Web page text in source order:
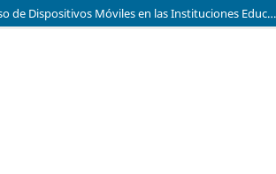
Inferencia del Uso de Dispositivos Móviles en las Instituciones Educativas Superior con respecto al rendimiento académico